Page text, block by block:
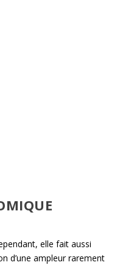
elle fait aussi
d’une ampleur rarement